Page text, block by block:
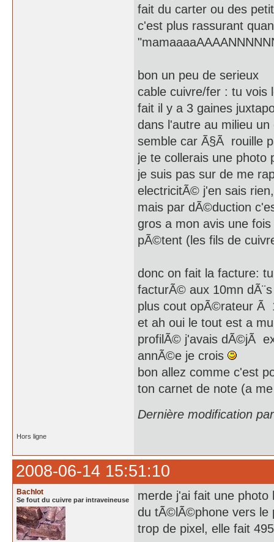
fait du carter ou des
c'est plus rassurant
bon un peu de serieux
cable cuivre/fer : tu
fait il y a 3 gaines
dans l'autre au milieu
semble car Ã§Ã rouille
je te collerais une photo
je suis pas sur de me
electricitÃ© j'en sais rien,
mais par dÃ©duction
gros a mon avis une
pÃ©tent (les fils de
donc on fait la facture:
facturÃ© aux 10mn
plus cout opÃ©rateur Ã
et ah oui le tout est a
profilÃ© j'avais dÃ©jÃ
annÃ©e je crois
bon allez comme c'est
ton carnet de note (a
Dernière modification
Hors ligne
2008-06-14 15:51:10
Bachlot
Se fout du cuivre par intraveineuse
merde j'ai fait une
du tÃ©lÃ©phone vers le
trop de pixel, elle fait